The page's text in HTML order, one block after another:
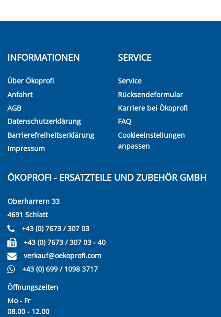
INFORMATIONEN
Über Ökoprofi
Anfahrt
AGB
Datenschutzerklärung
Barrierefreiheitserklärung
Impressum
SERVICE
Service
Rücksendeformular
Karriere bei Ökoprofi
FAQ
Cookieeinstellungen
anpassen
ÖKOPROFI - ERSATZTEILE UND ZUBEHÖR GMBH
Oberharrern 33
4691 Schlatt
+43 (0) 7673 / 307 03
+43 (0) 7673 / 307 03 - 40
verkauf@oekoprofi.com
+43 (0) 699 / 1098 3717
Öffnungszeiten
Mo - Fr
08.00 - 12.00